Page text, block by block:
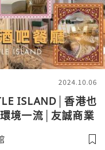
2024.10.06
ISLAND│香港也
境一流│友誠商業